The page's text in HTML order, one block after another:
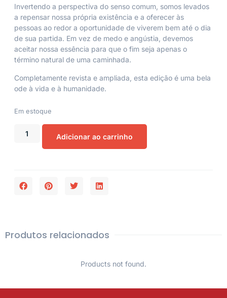
Invertendo a perspectiva do senso comum, somos levados
a repensar nossa própria existência e a oferecer às
pessoas ao redor a oportunidade de viverem bem até o dia
de sua partida. Em vez de medo e angústia, devemos
aceitar nossa essência para que o fim seja apenas o
término natural de uma caminhada.
Completamente revista e ampliada, esta edição é uma bela
ode à vida e à humanidade.
Em estoque
Adicionar ao carrinho
Produtos relacionados
Products not found.